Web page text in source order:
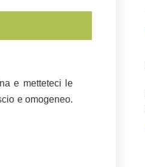
e metteteci le
e omogeneo.